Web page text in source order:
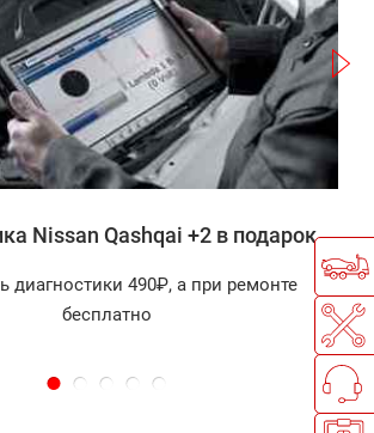
Nissan Qashqai +2 в подарок
диагностики 490₽, а при ремонте
бесплатно